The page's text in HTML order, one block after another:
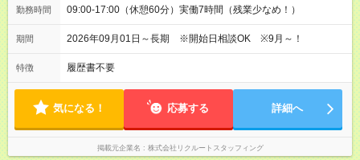
勤務時間 09:00-17:00（休憩60分）実働7時間（残業少なめ！）
期間 2026年09月01日～長期 ※開始日相談OK ※9月～！
特徴 履歴書不要
気になる！ 応募する 詳細へ
掲載元企業名 株式会社リクルートスタッフィング